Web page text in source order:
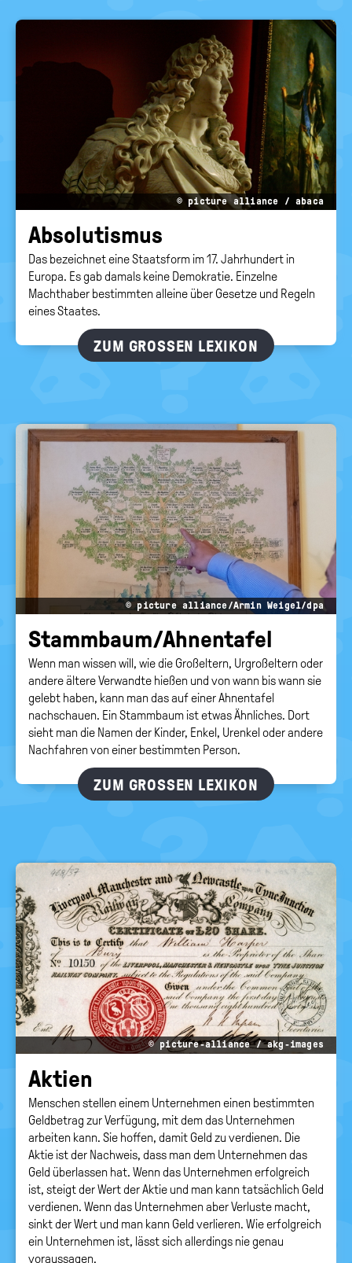
© picture alliance / abaca
Ab­so­lu­tis­mus
Das bezeichnet eine Staatsform im 17. Jahrhundert in
Europa. Es gab damals keine Demokratie. Einzelne
Machthaber bestimmten alleine über Gesetze und Regeln
eines Staates.
ZUM GROSSEN LEXIKON
© picture alliance/Armin Weigel/dpa
Stamm­baum/Ah­nen­ta­fel
Wenn man wissen will, wie die Großeltern, Urgroßeltern oder
andere ältere Verwandte hießen und von wann bis wann sie
gelebt haben, kann man das auf einer Ahnentafel
nachschauen. Ein Stammbaum ist etwas Ähnliches. Dort
sieht man die Namen der Kinder, Enkel, Urenkel oder andere
Nachfahren von einer bestimmten Person.
ZUM GROSSEN LEXIKON
© picture-alliance / akg-images
Ak­ti­en
Menschen stellen einem Unternehmen einen bestimmten
Geldbetrag zur Verfügung, mit dem das Unternehmen
arbeiten kann. Sie hoffen, damit Geld zu verdienen. Die
Aktie ist der Nachweis, dass man dem Unternehmen das
Geld überlassen hat. Wenn das Unternehmen erfolgreich
ist, steigt der Wert der Aktie und man kann tatsächlich Geld
verdienen. Wenn das Unternehmen aber Verluste macht,
sinkt der Wert und man kann Geld verlieren. Wie erfolgreich
ein Unternehmen ist, lässt sich allerdings nie genau
voraussagen.